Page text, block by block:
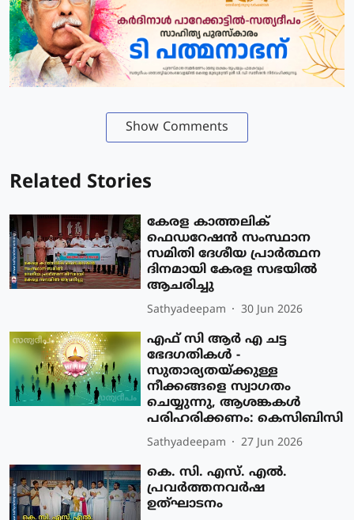
Show Comments
Related Stories
കേരള കാത്തലിക്
ഫെഡറേഷന്‍ സംസ്ഥാന
സമിതി ദേശീയ പ്രാര്‍ത്ഥന
ദിനമായി കേരള സഭയില്‍
ആചരിച്ചു
Sathyadeepam 30 Jun 2026
എഫ് സി ആര്‍ എ ചട്ട
ഭേദഗതികള്‍ -
സുതാര്യതയ്ക്കുള്ള
നീക്കങ്ങളെ സ്വാഗതം
ചെയ്യുന്നു, ആശങ്കകള്‍
പരിഹരിക്കണം: കെസിബിസി
Sathyadeepam 27 Jun 2026
കെ. സി. എസ്. എല്‍.
പ്രവര്‍ത്തനവര്‍ഷ
ഉത്ഘാടനം